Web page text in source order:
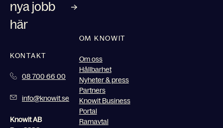
nya jobb
här
KONTAKT
08 700 66 00
info@knowit.se
Knowit AB
OM KNOWIT
Om oss
Hållbarhet
Nyheter & press
Partners
Knowit Business
Portal
Ramavtal